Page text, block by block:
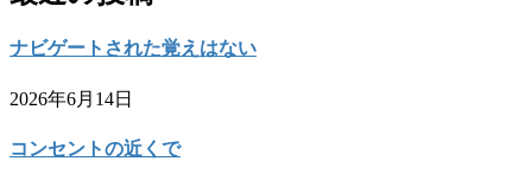
ナビゲートされた覚えはない
2026年6月14日
コンセントの近くで